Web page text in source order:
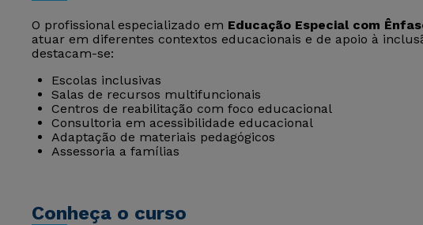
O profissional especializado em Educação Especial com
atuar em diferentes contextos educacionais e de apoio à
destacam-se:
Escolas inclusivas
Salas de recursos multifuncionais
Centros de reabilitação com foco educacional
Consultoria em acessibilidade educacional
Adaptação de materiais pedagógicos
Assessoria a famílias
Conheça o curso